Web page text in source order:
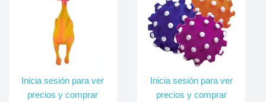
Inicia sesión para ver
precios y comprar
Inicia sesión para ver
precios y comprar